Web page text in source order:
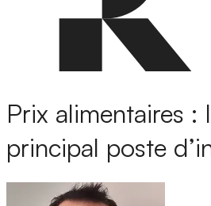
Prix alimentaires :
principal poste